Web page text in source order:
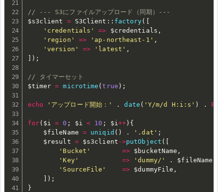
// --- S3にファイルアップロード（同期）---
$s3client
= S3Client : : factory(
'credentials'
=> $credentials ,
'region'
=> 'ap-northeast-1' ,
'version'
=> 'latest' ,
) ;
// タイマーセット
$timer = microtime (true ) ;
echo 'アップロード開始：' . date ( 'Y/m/d H:i:s' ) .
for( $i = 0 ; $i < 10 ; $i ++ ) {
$fileName = uniqid ( ) . '.dat' ;
$result = $s3client ->putObject (
'Bucket'
=> $bucketName ,
'Key'
=> 'dummy/' . $fileName
'SourceFile'
=> $dummyFile ,
) ;
}